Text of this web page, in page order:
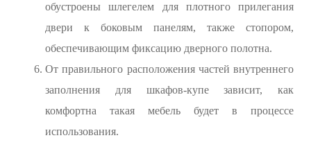
обустроены шлегелем для плотного прилегания
двери к боковым панелям, также стопором,
обеспечивающим фиксацию дверного полотна.
От правильного расположения частей внутреннего
заполнения для шкафов-купе зависит, как
комфортна такая мебель будет в процессе
использования.